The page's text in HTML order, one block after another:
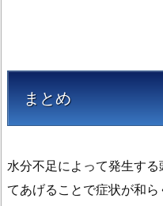
まとめ
水分不足によって発生す
てあげることで症状が和ら